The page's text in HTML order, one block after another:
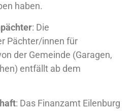
haben.
: Die
Pächter/innen für
der Gemeinde (Garagen,
entfällt ab dem
: Das Finanzamt Eilenburg